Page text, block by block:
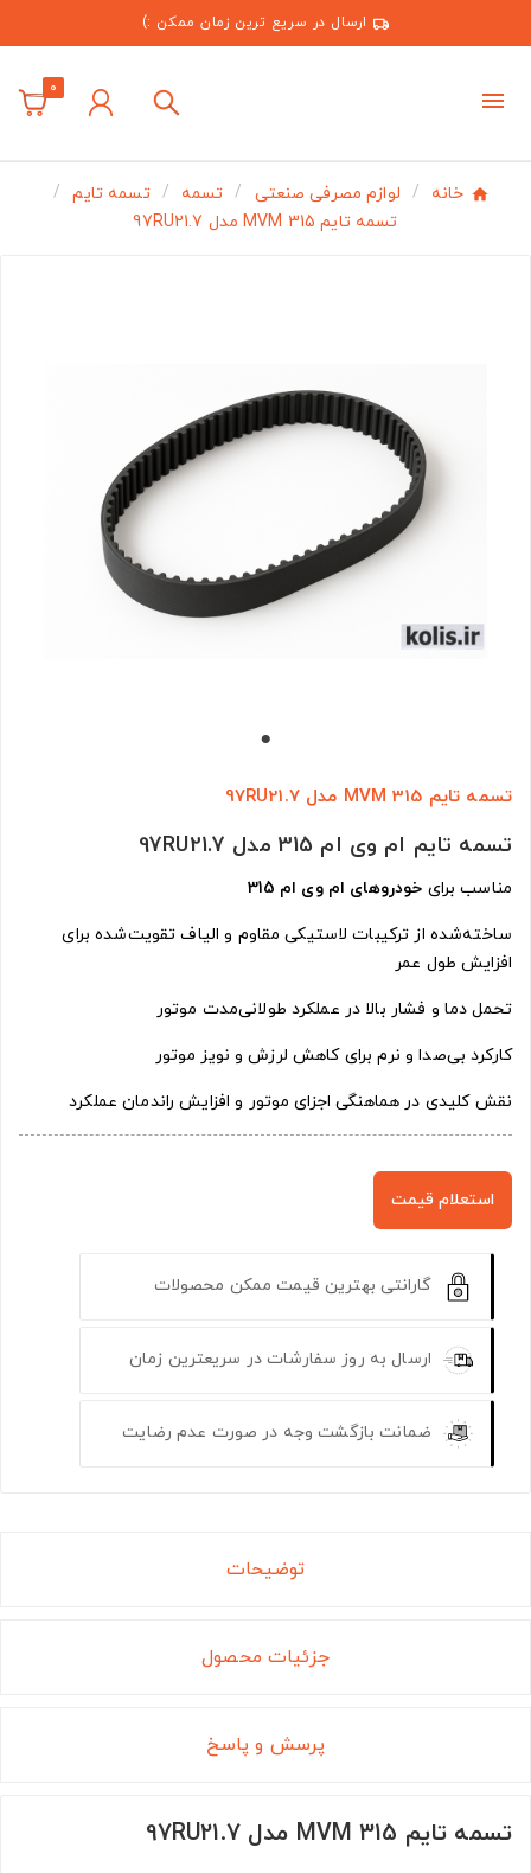
ارسال در سریع ترین زمان ممکن :)
0
خانه لوازم مصرفی صنعتی تسمه
تسمه تایم
تسمه تایم MVM 315 مدل 97RU21.7
تسمه تایم MVM 315 مدل 97RU21.7
تسمه تایم ام وی ام 315 مدل 97RU21.7
مناسب برای خودروهای ام وی ام 315
ساخته‌شده از ترکیبات لاستیکی مقاوم و الیاف تقویت‌شده برای
افزایش طول عمر
تحمل دما و فشار بالا در عملکرد طولانی‌مدت موتور
کارکرد بی‌صدا و نرم برای کاهش لرزش و نویز موتور
نقش کلیدی در هماهنگی اجزای موتور و افزایش راندمان عملکرد
استعلام قیمت
گارانتی بهترین قیمت ممکن محصولات
ارسال به روز سفارشات در سریعترین زمان
ضمانت بازگشت وجه در صورت عدم رضایت
توضیحات
جزئیات محصول
پرسش و پاسخ
تسمه تایم MVM 315 مدل 97RU21.7